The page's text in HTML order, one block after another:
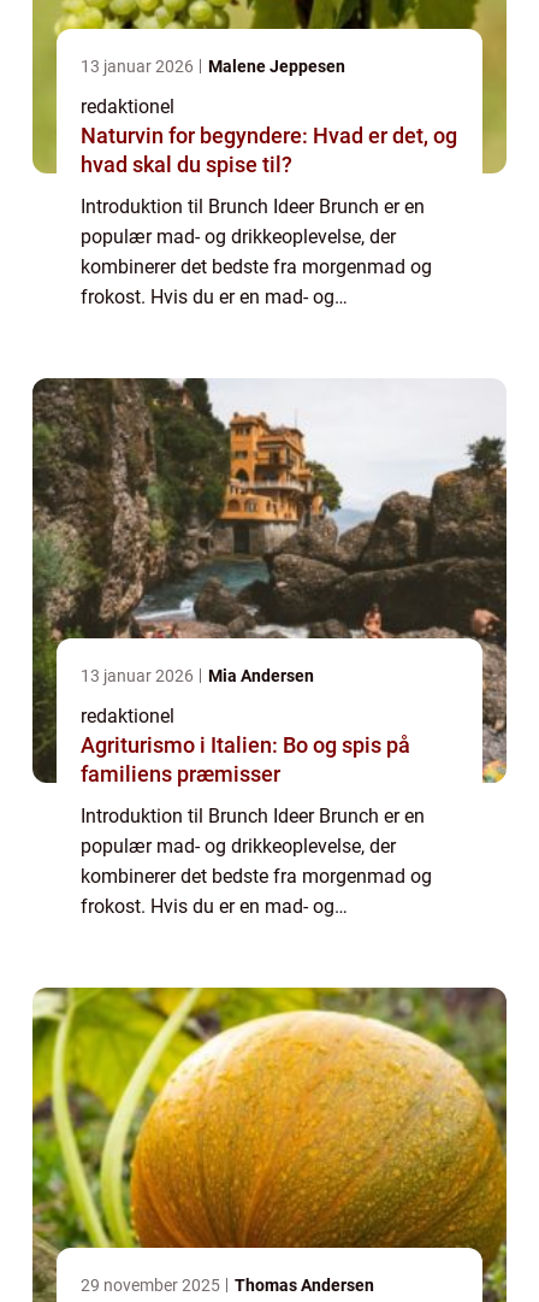
13 januar 2026 Malene Jeppesen
redaktionel
Naturvin for begyndere: Hvad er det, og
hvad skal du spise til?
Introduktion til Brunch Ideer Brunch er en
populær mad- og drikkeoplevelse, der
kombinerer det bedste fra morgenmad og
frokost. Hvis du er en mad- og
måltidssammens...
13 januar 2026 Mia Andersen
redaktionel
Agriturismo i Italien: Bo og spis på
familiens præmisser
Introduktion til Brunch Ideer Brunch er en
populær mad- og drikkeoplevelse, der
kombinerer det bedste fra morgenmad og
frokost. Hvis du er en mad- og
måltidssammens...
29 november 2025 Thomas Andersen